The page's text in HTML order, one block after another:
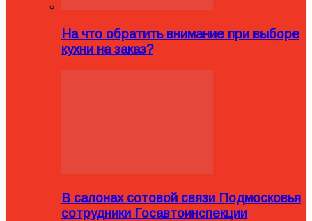
На что обратить внимание при выборе
кухни на заказ?
В салонах сотовой связи Подмосковья
сотрудники Госавтоинспекции